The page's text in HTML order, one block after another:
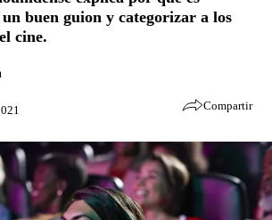
buen guion y categorizar a los
cine.
Compartir